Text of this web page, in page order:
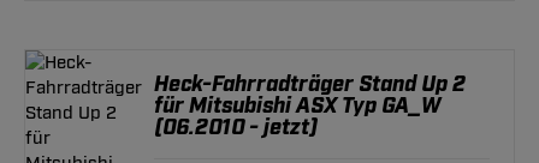
Heck-Fahrradträger Stand Up 2
für Mitsubishi ASX Typ GA_W
(06.2010 - jetzt)